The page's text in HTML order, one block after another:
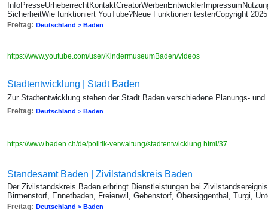
SicherheitWie funktioniert YouTube?Neue Funktionen testenCopyright
Freitag: Deutschland > Baden
https://www.youtube.com/user/KindermuseumBaden/videos
Stadtentwicklung | Stadt Baden
Zur Stadtentwicklung stehen der Stadt Baden verschiedene Planungs-
Freitag: Deutschland > Baden
https://www.baden.ch/de/politik-verwaltung/stadtentwicklung.html/37
Standesamt Baden | Zivilstandskreis Baden
Der Zivilstandskreis Baden erbringt Dienstleistungen bei
Birmenstorf, Ennetbaden, Freienwil, Gebenstorf, Obersiggenthal, Turgi,
Freitag: Deutschland > Baden